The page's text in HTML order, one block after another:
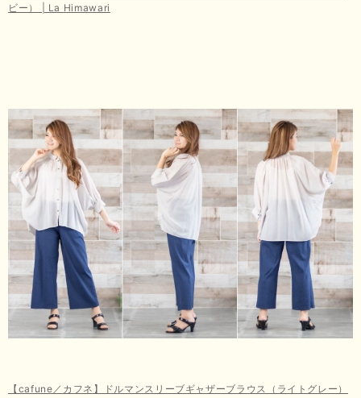
ビー） | La Himawari
【cafune／カフネ】ドルマンスリーブギャザーブラウス（ライトグレー）